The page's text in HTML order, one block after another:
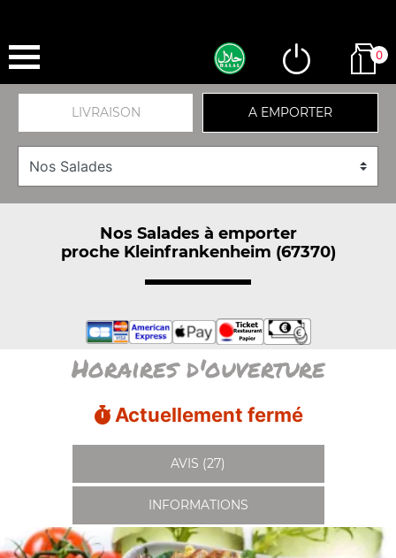
0
LIVRAISON A EMPORTER
Nos Salades à emporter
proche Kleinfrankenheim (67370)
Horaires d'ouverture
Actuellement fermé
AVIS (27)
INFORMATIONS